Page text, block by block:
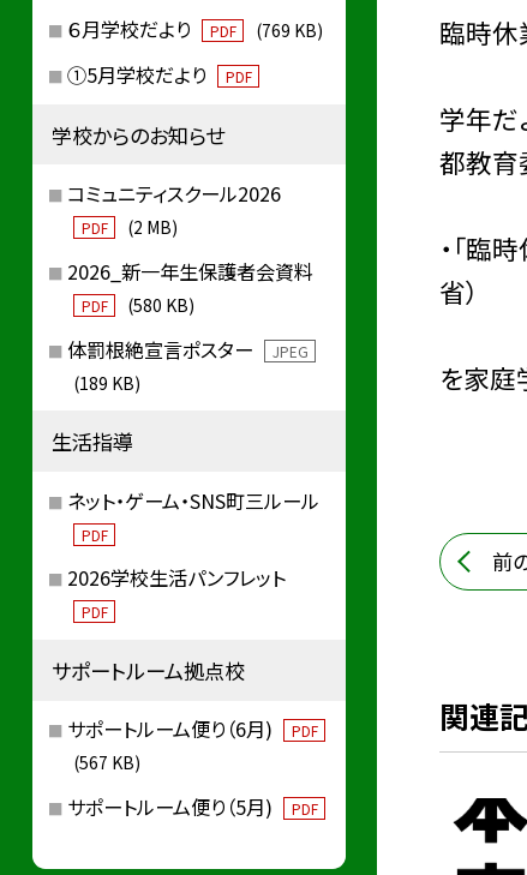
臨時休
学年だ
都教育
・「臨
省）
を家庭
前
関連
６月学校だより PDF (769 KB)
①5月学校だより PDF
学校からのお知らせ
コミュニティスクール2026
PDF (2 MB)
2026_新一年生保護者会資料
PDF (580 KB)
体罰根絶宣言ポスター JPEG
(189 KB)
生活指導
ネット・ゲーム・SNS町三ルール
PDF
2026学校生活パンフレット
PDF
サポートルーム拠点校
サポートルーム便り（6月) PDF
(567 KB)
サポートルーム便り（5月) PDF